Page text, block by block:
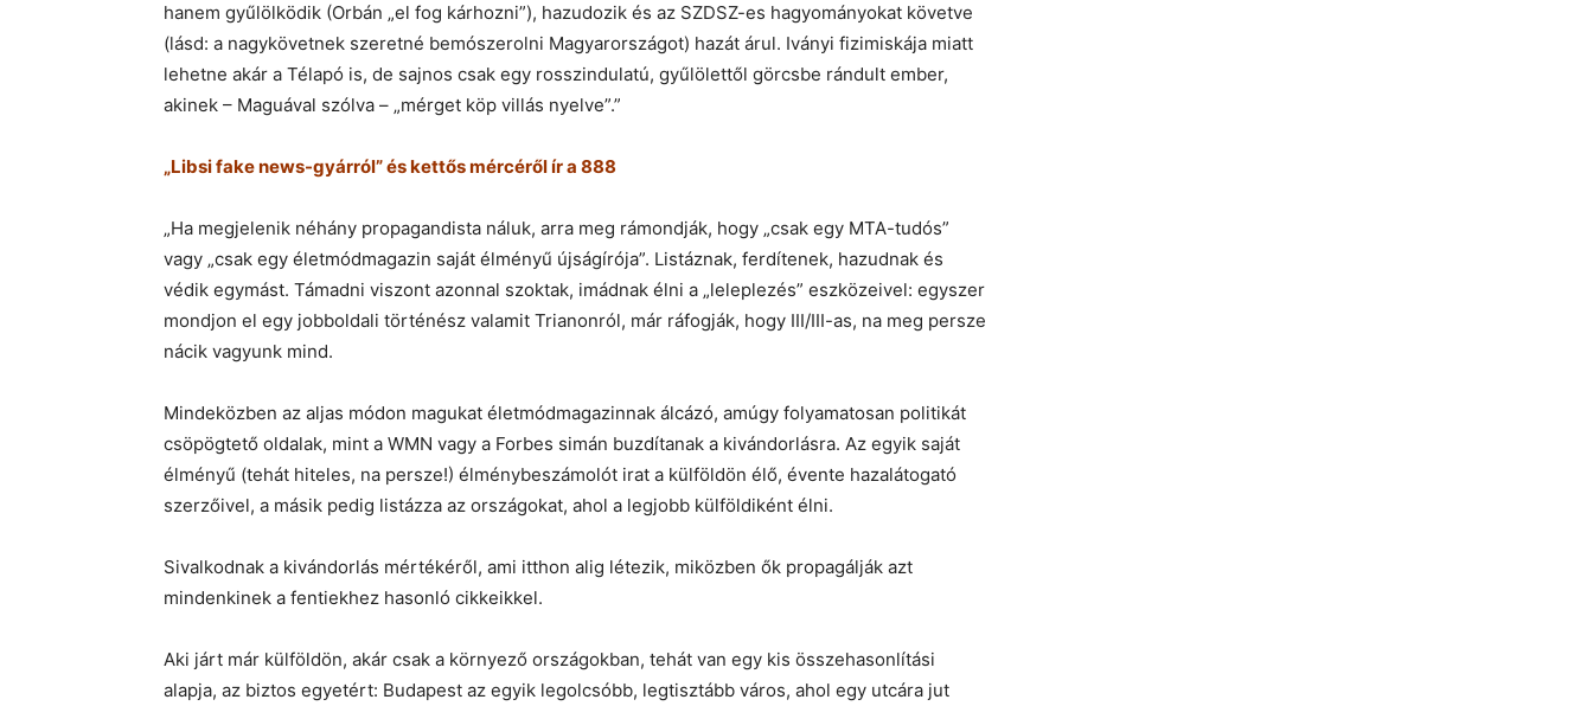
hanem gyűlölködik (Orbán „el fog kárhozni”), hazudozik és az SZDSZ-es hagyományokat követve
(lásd: a nagykövetnek szeretné bemószerolni Magyarországot) hazát árul. Iványi fizimiskája miatt
lehetne akár a Télapó is, de sajnos csak egy rosszindulatú, gyűlölettől görcsbe rándult ember,
akinek – Maguával szólva – „mérget köp villás nyelve”.”
„Libsi fake news-gyárról” és kettős mércéről ír a 888
„Ha megjelenik néhány propagandista náluk, arra meg rámondják, hogy „csak egy MTA-tudós”
vagy „csak egy életmódmagazin saját élményű újságírója”. Listáznak, ferdítenek, hazudnak és
védik egymást. Támadni viszont azonnal szoktak, imádnak élni a „leleplezés” eszközeivel: egyszer
mondjon el egy jobboldali történész valamit Trianonról, már ráfogják, hogy III/III-as, na meg persze
nácik vagyunk mind.
Mindeközben az aljas módon magukat életmódmagazinnak álcázó, amúgy folyamatosan politikát
csöpögtető oldalak, mint a WMN vagy a Forbes simán buzdítanak a kivándorlásra. Az egyik saját
élményű (tehát hiteles, na persze!) élménybeszámolót irat a külföldön élő, évente hazalátogató
szerzőivel, a másik pedig listázza az országokat, ahol a legjobb külföldiként élni.
Sivalkodnak a kivándorlás mértékéről, ami itthon alig létezik, miközben ők propagálják azt
mindenkinek a fentiekhez hasonló cikkeikkel.
Aki járt már külföldön, akár csak a környező országokban, tehát van egy kis összehasonlítási
alapja, az biztos egyetért: Budapest az egyik legolcsóbb, legtisztább város, ahol egy utcára jut